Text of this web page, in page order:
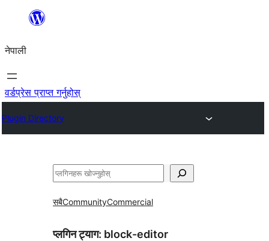
सामग्रीमा
नेपाली
वर्डप्रेस प्राप्त गर्नुहोस्
Plugin Directory
खोज्नुहोस्
सबैCommunityCommercial
प्लगिन ट्याग: block-editor